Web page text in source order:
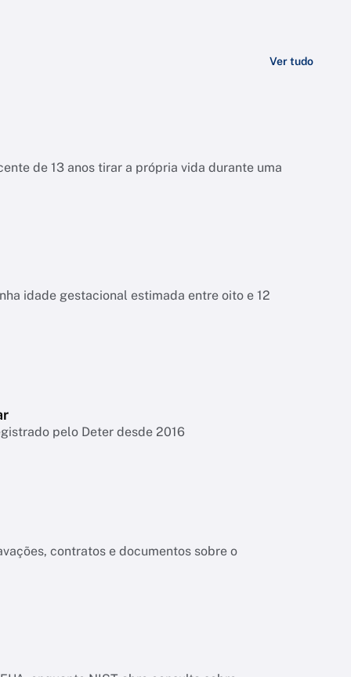
Ver tudo
de 13 anos tirar a própria vida durante uma
idade gestacional estimada entre oito e 12
pelo Deter desde 2016
contratos e documentos sobre o